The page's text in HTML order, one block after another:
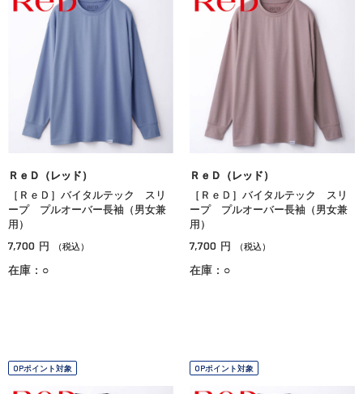
ＲｅＤ（レッド）
［ＲｅＤ］バイタルテック スリ
ープ プルオーバー長袖（男女兼
用）
7,700 円 （税込）
在庫：○
ＲｅＤ（レッド）
［ＲｅＤ］バイタルテック スリ
ープ プルオーバー長袖（男女兼
用）
7,700 円 （税込）
在庫：○
OPポイント対象 OPポイント対象